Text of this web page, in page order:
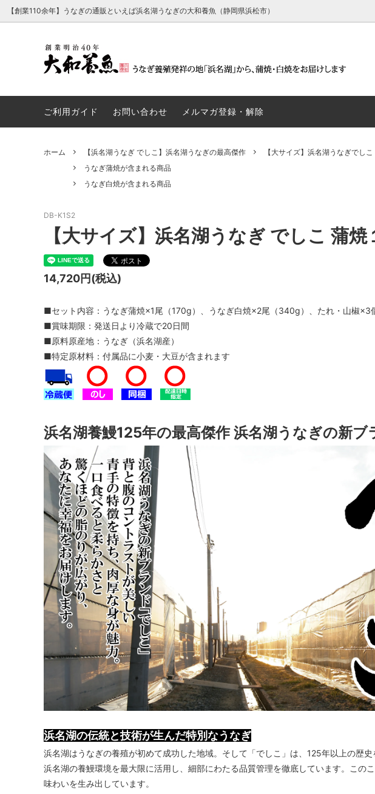
【創業110余年】うなぎの通販といえば浜名湖うなぎの大和養魚（静岡県浜松市）
厳選浜名湖育ち（高級化粧箱入り） 浜名湖うなとろ丼セット
浜名湖うなぎ白焼とうなぎパイ詰合せ
うなぎパイが含まれる商品 うなとろ丼セットが含まれる商品
ご利用ガイド
お問い合わせ メルマガ登録・解除
ホーム 【浜名湖うなぎ でしこ】浜名湖うなぎの最高傑作
【大サイズ】浜名湖うなぎでしこ
うなぎ蒲焼が含まれる商品
うなぎ白焼が含まれる商品
DB-K1S2
【大サイズ】浜名湖うなぎ でしこ 蒲
14,720円(税込)
■セット内容：うなぎ蒲焼×1尾（170g）、うなぎ白焼×2尾（340g）、たれ・山椒×3
■賞味期限：発送日より冷蔵で20日間
■原料原産地：うなぎ（浜名湖産）
■特定原材料：付属品に小麦・大豆が含まれます
浜名湖養鰻125年の最高傑作 浜名湖うなぎの新ブ
浜名湖の伝統と技術が生んだ特別なうなぎ
浜名湖はうなぎの養殖が初めて成功した地域。そして「でしこ」は、125年以上の歴史
浜名湖の養鰻環境を最大限に活用し、細部にわたる品質管理を徹底しています。この
味わいを生み出しています。